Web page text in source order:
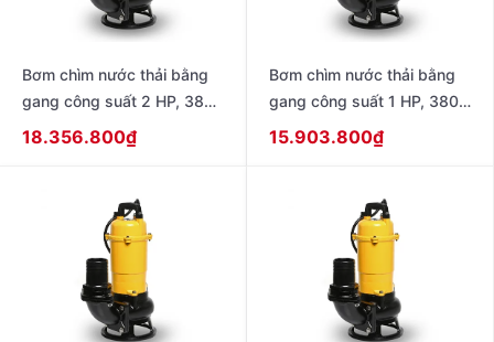
Bơm chìm nước thải bằng
gang công suất 2 HP, 380-
415V – 50Hz , không có
18.356.800₫
Bơm chìm nước thải bằng
gang công suất 1 HP, 380-
415V – 50Hz , không có
15.903.800₫